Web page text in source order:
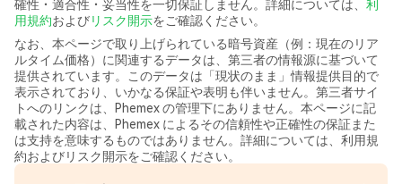
確性・適合性・妥当性を一切保証しません。詳細については、 利
用規約およびリスク開示をご確認ください。
なお、本ページで取り上げられている暗号資産（例：現在のリア
ルタイム価格）に関連するデータは、第三者の情報源に基づいて
提供されています。このデータは「現状のまま」情報提供目的で
表示されており、いかなる保証や表明も伴いません。第三者サイ
トへのリンクは、Phemex の管理下にありません。本ページに記
載された内容は、Phemex によるその信頼性や正確性の保証また
は支持を意味するものではありません。詳細については、利用規
約およびリスク開示をご確認ください。